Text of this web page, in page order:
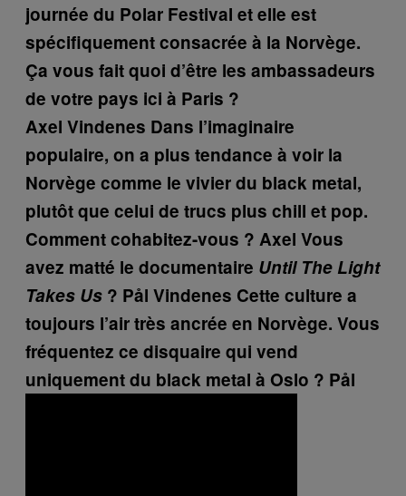
journée du Polar Festival et elle est
spécifiquement consacrée à la Norvège.
Ça vous fait quoi d’être les ambassadeurs
de votre pays ici à Paris ?
Axel Vindenes Dans l’imaginaire
populaire, on a plus tendance à voir la
Norvège comme le vivier du black metal,
plutôt que celui de trucs plus chill et pop.
Comment cohabitez-vous ? Axel Vous
avez matté le documentaire Until The Light
Takes Us ? Pål Vindenes Cette culture a
toujours l’air très ancrée en Norvège. Vous
fréquentez ce disquaire qui vend
uniquement du black metal à Oslo ? Pål